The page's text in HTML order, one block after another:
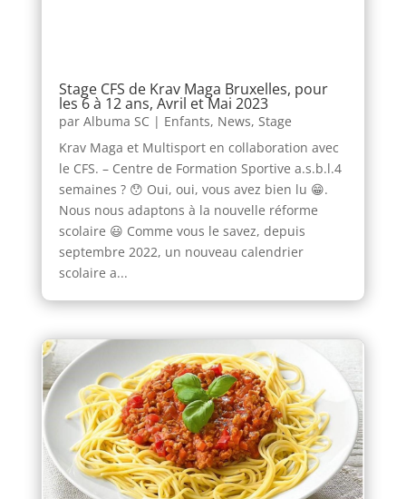
Stage CFS de Krav Maga Bruxelles, pour
les 6 à 12 ans, Avril et Mai 2023
par Albuma SC | Enfants, News, Stage
Krav Maga et Multisport en collaboration avec
le CFS. – Centre de Formation Sportive a.s.b.l.4
semaines ? 😯 Oui, oui, vous avez bien lu 😁.
Nous nous adaptons à la nouvelle réforme
scolaire 😃 Comme vous le savez, depuis
septembre 2022, un nouveau calendrier
scolaire a...